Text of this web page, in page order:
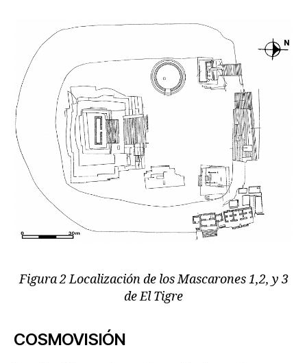
Figura 2 Localización de los Mascarones 1,2, y 3
de El Tigre
COSMOVISIÓN